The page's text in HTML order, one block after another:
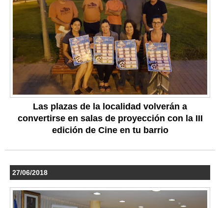
Las plazas de la localidad volverán a
convertirse en salas de proyección con la III
edición de Cine en tu barrio
27/06/2018